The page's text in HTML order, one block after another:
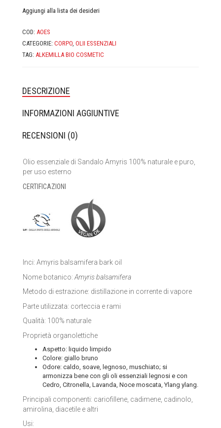
CASA MORANA
DOMUS OLEA TOSCANA
FABY
FITOCOSE
GYADA COSMETICS
HEART AND HOME
LA SAPONARIA
LE FATE BIO
PHITOFILOS
SABADÌ
TANGLE TEEZER
TEK ITALY
Aggiungi alla lista dei desideri
COD: AOES
CATEGORIE: CORPO, OLII ESSENZIALI
TAG: ALKEMILLA BIO COSMETIC
DESCRIZIONE
INFORMAZIONI AGGIUNTIVE
RECENSIONI (0)
Olio essenziale di Sandalo Amyris 100% naturale e puro,
per uso esterno
CERTIFICAZIONI
Inci: Amyris balsamifera bark oil
Nome botanico: Amyris balsamifera
Metodo di estrazione: distillazione in corrente di vapore
Parte utilizzata: corteccia e rami
Qualità: 100% naturale
Proprietà organolettiche
Aspetto: liquido limpido
Colore: giallo bruno
Odore: caldo, soave, legnoso, muschiato; si
armonizza bene con gli oli essenziali legnosi e con
Cedro, Citronella, Lavanda, Noce moscata, Ylang ylang.
Principali componenti: cariofillene, cadimene, cadinolo,
amirolina, diacetile e altri
Usi: